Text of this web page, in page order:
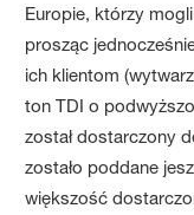
Europie, którzy
prosząc
ich klientom
ton TDI o
został dostarczony
zostało poddane
większość